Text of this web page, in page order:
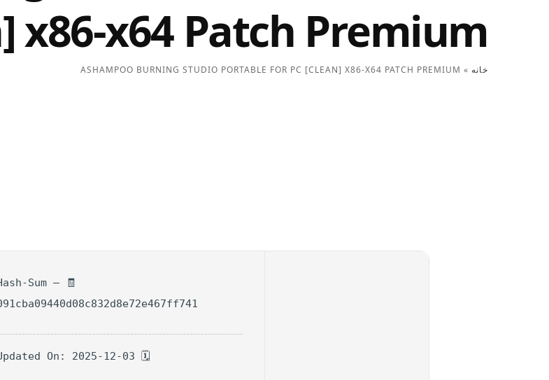
x86-x64 Patch Premium
خانه »
ASHAMPOO BURNING STUDIO PORTABLE FOR PC [CLEAN] X86-X64 PATCH PREMIUM
Hash-Sum —
🗓 Updated On: 2025-12-03